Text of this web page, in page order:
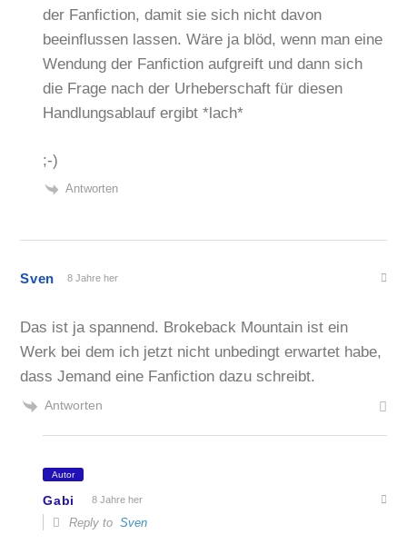
der Fanfiction, damit sie sich nicht davon
beeinflussen lassen. Wäre ja blöd, wenn man eine
Wendung der Fanfiction aufgreift und dann sich
die Frage nach der Urheberschaft für diesen
Handlungsablauf ergibt *lach*
;-)
Antworten
Sven 8 Jahre her
Das ist ja spannend. Brokeback Mountain ist ein
Werk bei dem ich jetzt nicht unbedingt erwartet habe,
dass Jemand eine Fanfiction dazu schreibt.
Antworten
Autor
Gabi 8 Jahre her
Reply toSven